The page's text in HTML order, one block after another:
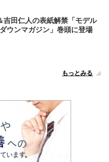
田仁人の表紙解禁「モデル
ウンマガジン」巻頭に登場
もっとみる